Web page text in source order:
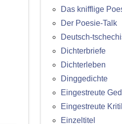
Das knifflige
Der Poesie-Talk
Deutsch-
Dichterbriefe
Dichterleben
Dinggedichte
Eingestreute
Eingestreute
Einzeltitel